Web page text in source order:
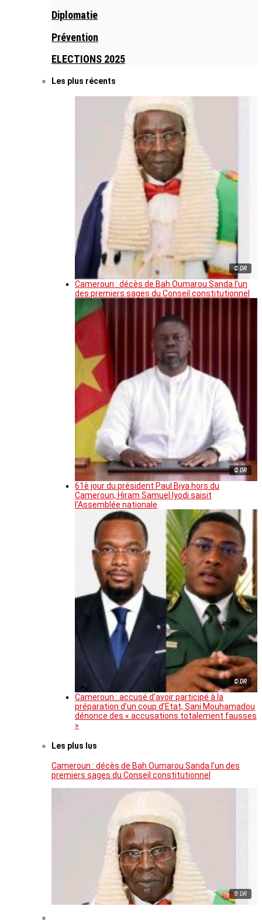
Diplomatie
Prévention
ELECTIONS 2025
Les plus récents
© DR
Cameroun : décès de Bah Oumarou Sanda l’un
des premiers sages du Conseil constitutionnel
© DR
61è jour du président Paul Biya hors du
Cameroun, Hiram Samuel Iyodi saisit
l’Assemblée nationale
© DR
Cameroun : accusé d’avoir participé à la
préparation d’un coup d’Etat, Sani Mouhamadou
dénonce des « accusations totalement fausses
»
Les plus lus
Cameroun : décès de Bah Oumarou Sanda l’un des
premiers sages du Conseil constitutionnel
© DR